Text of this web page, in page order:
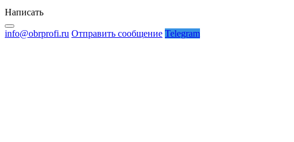
Написать
info@obrprofi.ru Отправить сообщение Telegram